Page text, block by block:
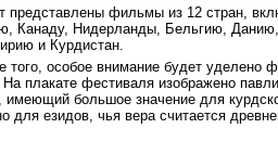
представлены фильмы из 12 стран,
Канаду, Нидерланды, Бельгию,
и Курдистан.
того, особое внимание будет уделено
На плакате фестиваля изображено
имеющий большое значение для
для езидов, чья вера считается